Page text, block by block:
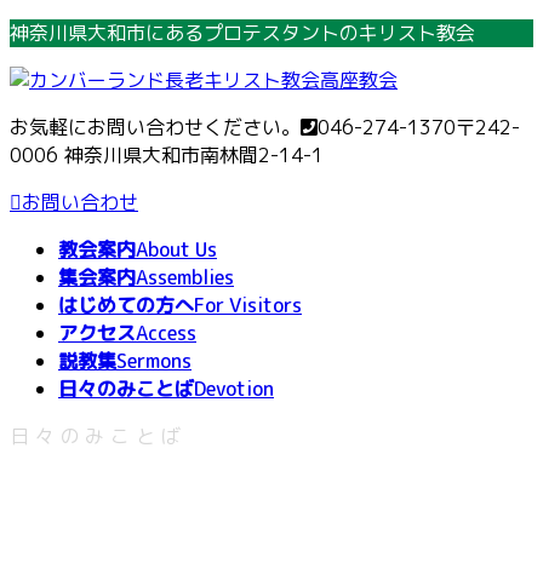
コ
テ
ン
ツ
へ
ス
ナ
ゲ
ー
シ
ョ
ン
神奈川県大和市にあるプロテスタントのキリスト教会
お気軽にお問い合わせください。 046-274-1370〒242-
0006 神奈川県大和市南林間2-14-1
お問い合わせ
教会案内About Us
集会案内Assemblies
はじめての方へFor Visitors
アクセスAccess
説教集Sermons
日々のみことばDevotion
日々のみことば